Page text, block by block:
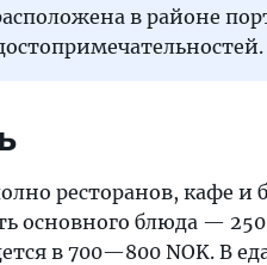
в районе
ресторанов, кафе и
основного блюда —
в 700—800 NOK. В